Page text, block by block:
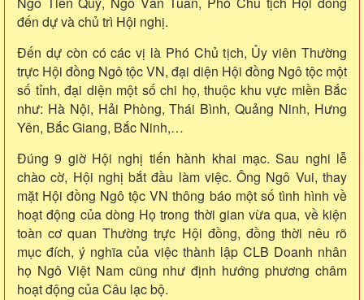
đến dự và chủ trì Hội nghị.
Đến dự còn có các vị là Phó Chủ tịch, Ủy viên Thường
trực Hội đồng Ngô tộc VN, đại diện Hội đồng Ngô tộc một
số tỉnh, đại diện một số chi họ, thuộc khu vực miền Bắc
như: Hà Nội, Hải Phòng, Thái Bình, Quảng Ninh, Hưng
Yên, Bắc Giang, Bắc Ninh,…
Đúng 9 giờ Hội nghị tiến hành khai mạc. Sau nghi lễ
chào cờ, Hội nghị bắt đầu làm việc. Ông Ngô Vui, thay
mặt Hội đồng Ngô tộc VN thông báo một số tình hình về
hoạt động của dòng Họ trong thời gian vừa qua, về kiện
toàn cơ quan Thường trực Hội đồng, đồng thời nêu rõ
mục đích, ý nghĩa của việc thành lập CLB Doanh nhân
họ Ngô Việt Nam cũng như định hướng phương châm
hoạt động của Câu lạc bộ.